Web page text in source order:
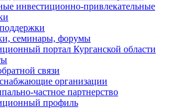
инвестиционно-привлекательные
семинары, форумы
портал Курганской области
связи
организации
частное партнерство
профиль